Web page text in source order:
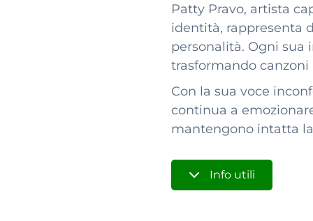
Patty Pravo, artista
identità, rappresenta
personalità. Ogni sua
trasformando
Con la sua voce
continua a
mantengono intatta
Info utili